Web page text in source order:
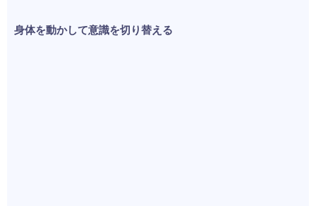
身体を動かして意識を切り替える